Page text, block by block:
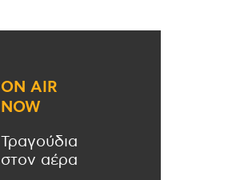
ON AIR
NOW
Τραγούδια
στον αέρα